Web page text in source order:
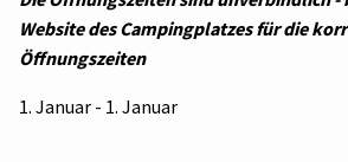
Website des Campingplatzes für die
Öffnungszeiten
1. Januar - 1. Januar